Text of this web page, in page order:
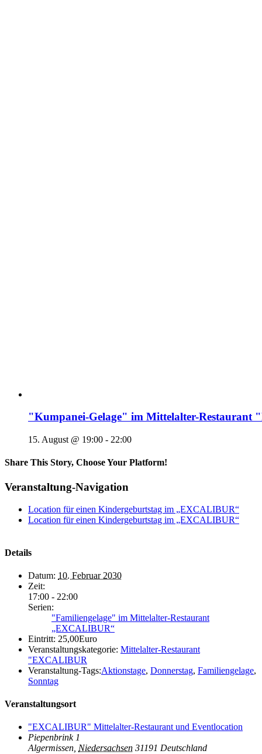
"Kumpanei-Gelage" im Mittelalter-
15. August @ 19:00 - 22:00
Share This Story, Choose Your Platform!
Veranstaltung-Navigation
Location für einen Kindergeburtstag im „EXCALIBUR“
Location für einen Kindergeburtstag im „EXCALIBUR“
Details
Datum: 10. Februar 2030
Zeit:
17:00 - 22:00
Serien:
"Familiengelage" im Mittelalter-Restaurant
„EXCALIBUR“
Eintritt: 25,00Euro
Veranstaltungskategorie: Mittelalter-Restaurant
"EXCALIBUR
Veranstaltung-Tags:Aktionstage, Donnerstag, Familiengelage,
Sonntag
Veranstaltungsort
"EXCALIBUR" Mittelalter-Restaurant und Eventlocation
Piepenbrink 1
Algermissen Niedersachsen 31191 Deutschland